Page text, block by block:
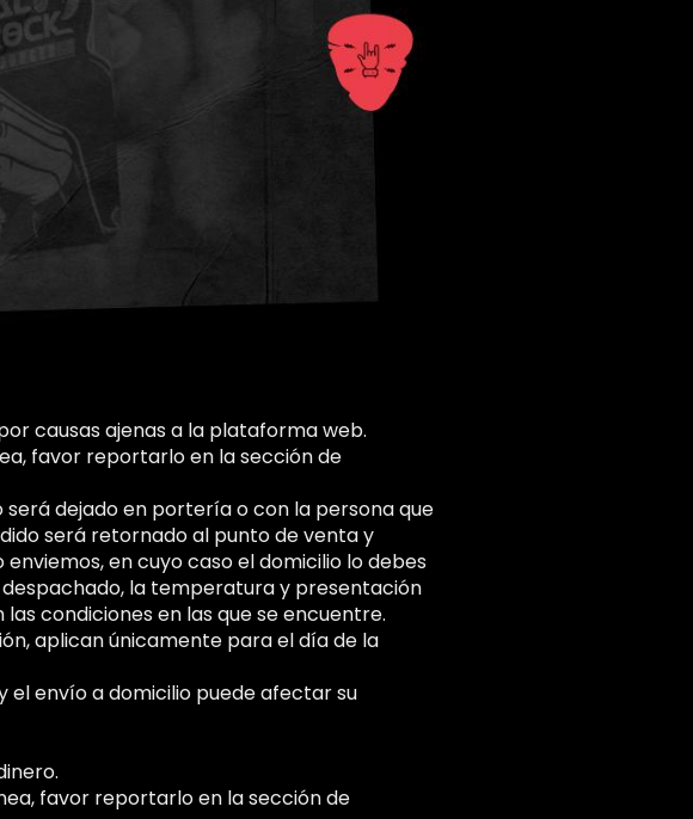
causas ajenas a la plataforma web.
favor reportarlo en la sección de
dejado en portería o con la persona que
será retornado al punto de venta y
en cuyo caso el domicilio lo debes
la temperatura y presentación
condiciones en las que se encuentre.
aplican únicamente para el día de la
el envío a domicilio puede afectar su
favor reportarlo en la sección de